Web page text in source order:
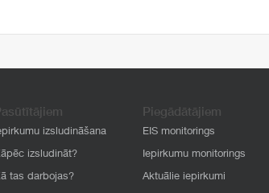
izsludināšana
izsludināt?
tas darbojas?
Piegādātājiem
EIS monitorings
Iepirkumu monitorings
Aktuālie iepirkumi